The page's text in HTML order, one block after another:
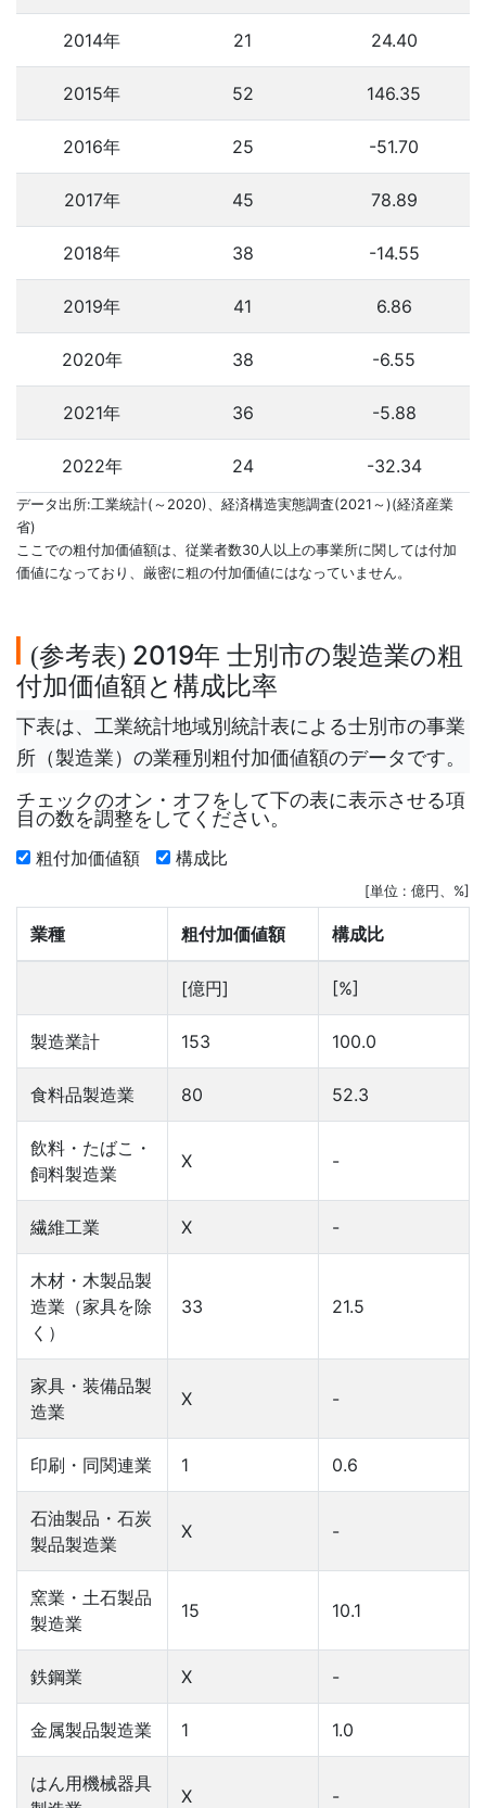
2014年 21 24.40
2015年 52 146.35
2016年 25 -51.70
2017年 45 78.89
2018年 38 -14.55
2019年 41 6.86
2020年 38 -6.55
2021年 36 -5.88
2022年 24 -32.34
データ出所:工業統計(～2020)、経済構造実態調査(2021～)(経済産業
省)
ここでの粗付加価値額は、従業者数30人以上の事業所に関しては付加
価値になっており、厳密に粗の付加価値にはなっていません。
(参考表) 2019年 士別市の製造業の粗
付加価値額と構成比率
下表は、工業統計地域別統計表による士別市の事業
所（製造業）の業種別粗付加価値額のデータです。
チェックのオン・オフをして下の表に表示させる項
目の数を調整をしてください。
粗付加価値額 構成比
[単位 : 億円、%]
業種 粗付加価値額 構成比
[億円] [%]
製造業計 153 100.0
食料品製造業 80 52.3
飲料・たばこ・
飼料製造業
X -
繊維工業 X -
木材・木製品製
造業（家具を除
く）
33 21.5
家具・装備品製
造業
X -
印刷・同関連業 1 0.6
石油製品・石炭
製品製造業
X -
窯業・土石製品
製造業
15 10.1
鉄鋼業 X -
金属製品製造業 1 1.0
はん用機械器具
X -